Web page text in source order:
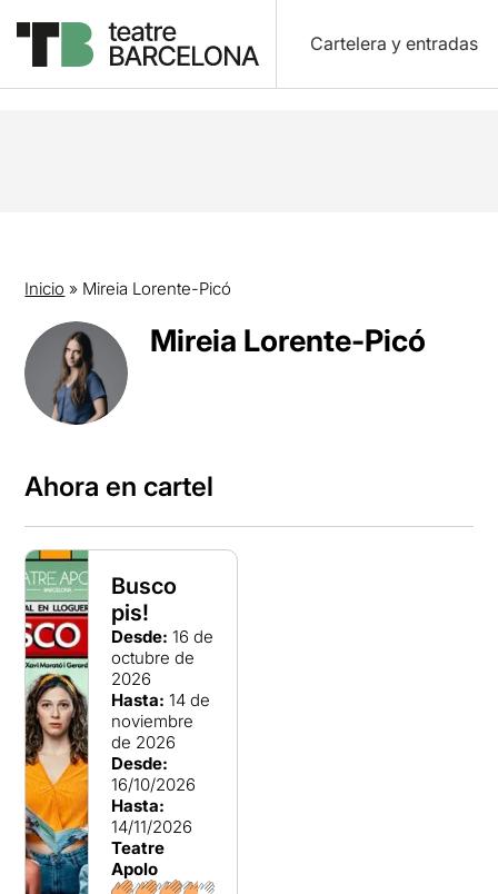
Cartelera y entradas
Inicio » Mireia Lorente-Picó
Mireia Lorente-Picó
Ahora en cartel
Busco
pis!
Desde: 16 de
octubre de
2026
Hasta: 14 de
noviembre
de 2026
Desde:
16/10/2026
Hasta:
14/11/2026
Teatre
Apolo